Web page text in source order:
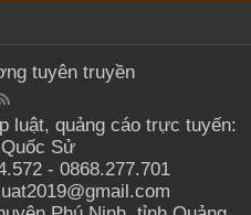
tuyên truyền
luật, quảng cáo trực tuyến:
Sử
- 0868.277.701